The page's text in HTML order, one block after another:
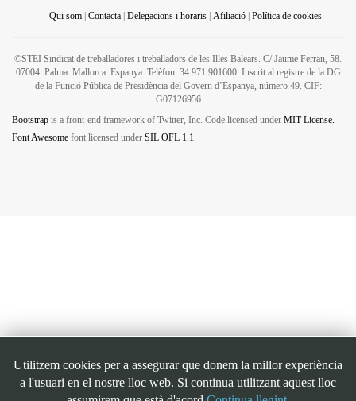
Qui som| Contacta| Delegacions i horaris| Afiliació| Política de cookies
©STEI Sindicat de treballadores i treballadors de les Illes Balears. C/ Jaume Ferran, 58.
07004. Palma. Mallorca. Espanya. Telèfon: 34 971 901600. Inscrit al registre de la DG
de la Funció Pública de Presidència del Govern d’Espanya, número 49. CIF:
G07126956
Bootstrap is a front-end framework of Twitter, Inc. Code licensed under MIT License.
Font Awesome font licensed under SIL OFL 1.1
Utilitzem cookies per a assegurar que donem la millor experiència
a l'usuari en el nostre lloc web. Si continua utilitzant aquest lloc